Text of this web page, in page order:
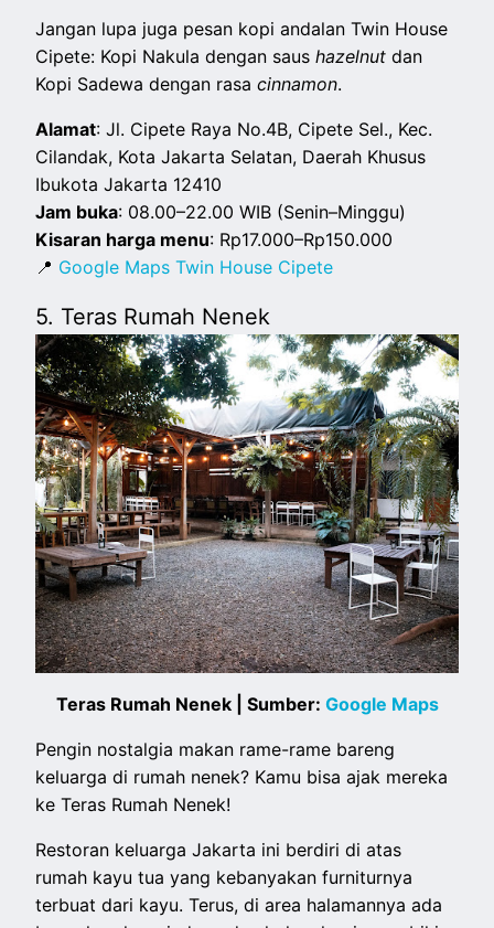
Jangan lupa juga pesan kopi andalan Twin House
Cipete: Kopi Nakula dengan saushazelnutdan
Kopi Sadewa dengan rasacinnamon.
Alamat: Jl. Cipete Raya No.4B, Cipete Sel., Kec.
Cilandak, Kota Jakarta Selatan, Daerah Khusus
Ibukota Jakarta 12410
Jam buka: 08.00–22.00 WIB (Senin–Minggu)
Kisaran harga menu: Rp17.000–Rp150.000
📍 Google Maps Twin House Cipete
5. Teras Rumah Nenek
Teras Rumah Nenek | Sumber: Google Maps
Pengin nostalgia makan rame-rame bareng
keluarga di rumah nenek? Kamu bisa ajak mereka
ke Teras Rumah Nenek!
Restoran keluarga Jakarta ini berdiri di atas
rumah kayu tua yang kebanyakan furniturnya
terbuat dari kayu. Terus, di area halamannya ada